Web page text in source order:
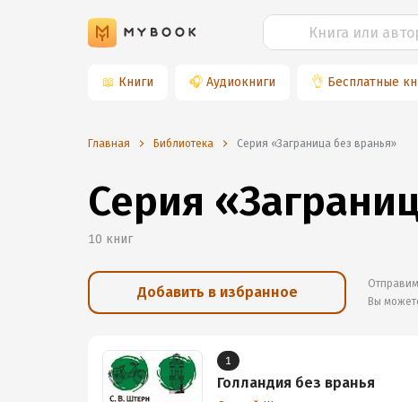
📖 Книги 🎧 Аудиокниги 👌 Бесплатные
Главная Библиотека Серия «Заграница без вранья»
Серия
10 книг
Добавить в избранное
Вы
1
Голландия без вранья